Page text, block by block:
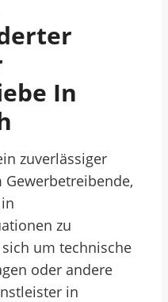
In
zuverlässiger
zu
um technische
oder andere
in